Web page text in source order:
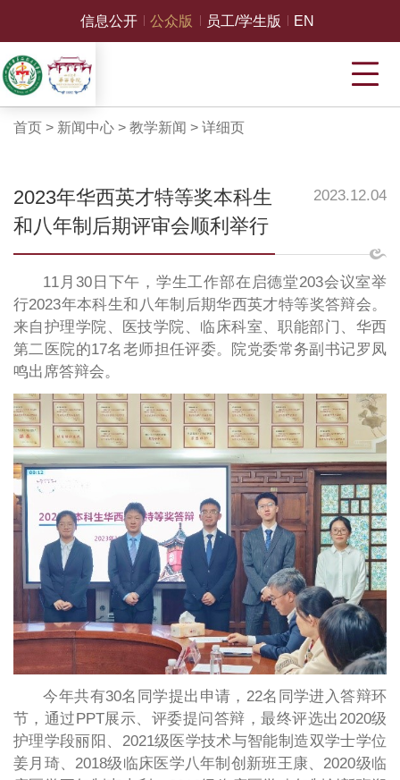
信息公开 公众版 员工/学生版 EN
首页 > 新闻中心> 教学新闻 > 详细页
2023年华西英才特等奖本科生
和八年制后期评审会顺利举行
2023.12.04
11月30日下午，学生工作部在启德堂203会议室举
行2023年本科生和八年制后期华西英才特等奖答辩会。
来自护理学院、医技学院、临床科室、职能部门、华西
第二医院的17名老师担任评委。院党委常务副书记罗凤
鸣出席答辩会。
今年共有30名同学提出申请，22名同学进入答辩环
节，通过PPT展示、评委提问答辩，最终评选出2020级
护理学段丽阳、2021级医学技术与智能制造双学士学位
姜月琦、2018级临床医学八年制创新班王康、2020级临